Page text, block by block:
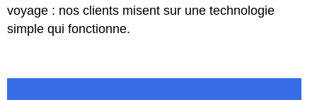
voyage : nos clients misent sur une technologie
simple qui fonctionne.